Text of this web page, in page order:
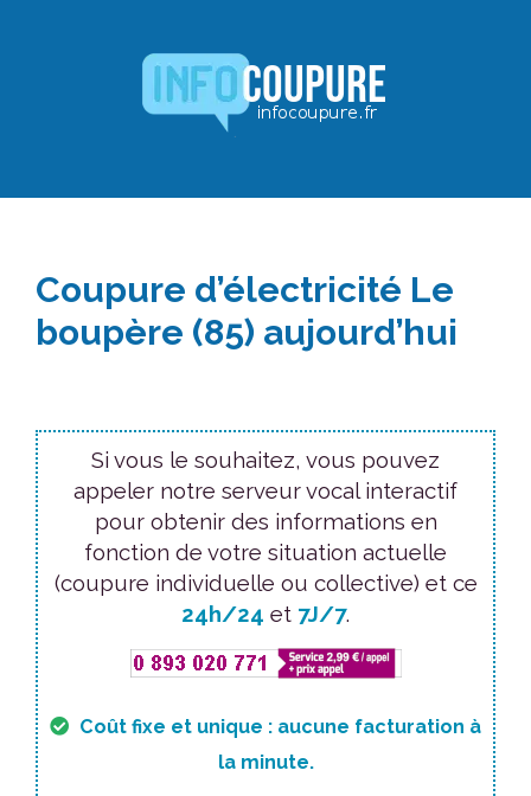
Coupure d’électricité Le
boupère (85) aujourd’hui
Si vous le souhaitez, vous pouvez
appeler notre serveur vocal interactif
pour obtenir des informations en
fonction de votre situation actuelle
(coupure individuelle ou collective) et ce
24h/24 et 7J/7.
Coût fixe et unique : aucune facturation à
la minute.